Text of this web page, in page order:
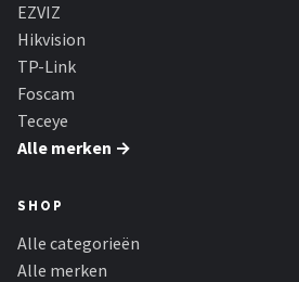
EZVIZ
Hikvision
TP-Link
Foscam
Teceye
Alle merken →
SHOP
Alle categorieën
Alle merken